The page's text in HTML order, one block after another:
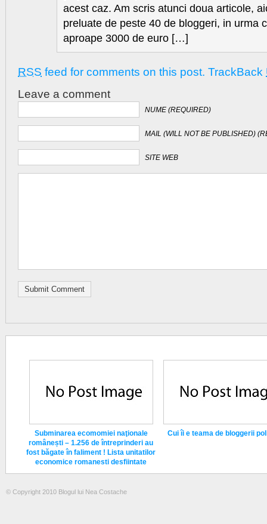
acest caz. Am scris atunci doua articole,
preluate de peste 40 de bloggeri, in urma
aproape 3000 de euro […]
RSS feed for comments on this post. TrackBack
Leave a comment
NUME (REQUIRED)
MAIL (WILL NOT BE PUBLISHED)
SITE WEB
Subminarea ecomomiei naţionale
românești – 1.256 de întreprinderi au
fost băgate în faliment ! Lista unitatilor
economice romanesti desfiintate
Cui îi e teama de bloggerii
© Copyright 2010 Blogul lui Nea Costache